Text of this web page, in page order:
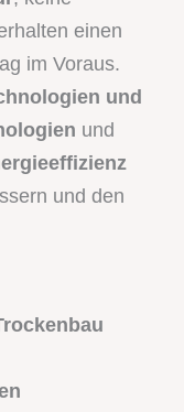
einen
im Voraus.
und
und
und den